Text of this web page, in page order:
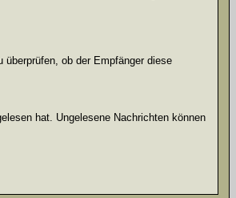
ob der Empfänger diese
hat. Ungelesene Nachrichten können